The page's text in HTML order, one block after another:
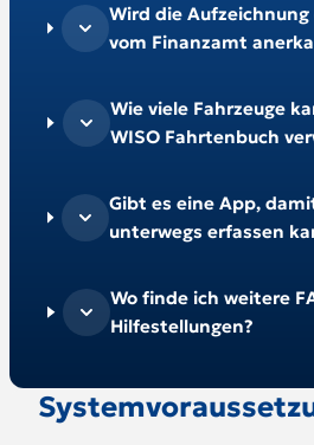
Wird die
vom Finanzamt
Wie viele Fahrzeuge
WISO Fahrtenbuch
Gibt es eine App,
unterwegs erfassen
Wo finde ich weitere
Hilfestellungen?